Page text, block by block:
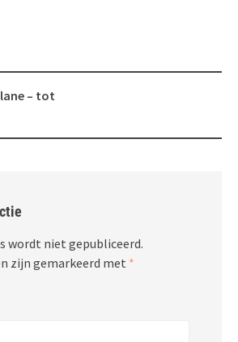
– tot
wordt niet gepubliceerd.
zijn gemarkeerd met *